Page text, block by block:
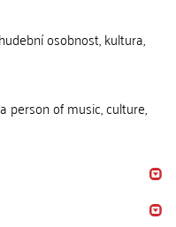
osobnost, kultura,
person of music, culture,